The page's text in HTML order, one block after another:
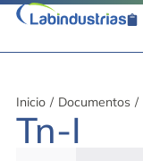
Inicio / Documentos /
Tn-I